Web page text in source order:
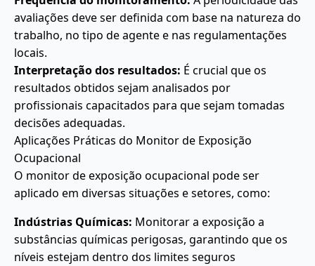
avaliações deve ser definida com base na natureza do
trabalho, no tipo de agente e nas regulamentações
locais.
Interpretação dos resultados: É crucial que os
resultados obtidos sejam analisados por
profissionais capacitados para que sejam tomadas
decisões adequadas.
Aplicações Práticas do Monitor de Exposição
Ocupacional
O monitor de exposição ocupacional pode ser
aplicado em diversas situações e setores, como:
Indústrias Químicas: Monitorar a exposição a
substâncias químicas perigosas, garantindo que os
níveis estejam dentro dos limites seguros